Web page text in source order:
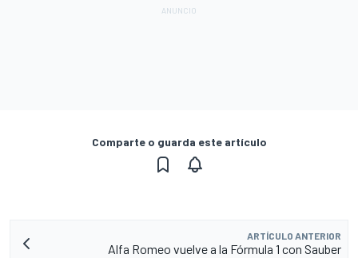
Comparte o guarda este artículo
ARTÍCULO ANTERIOR
Alfa Romeo vuelve a la Fórmula 1 con Sauber